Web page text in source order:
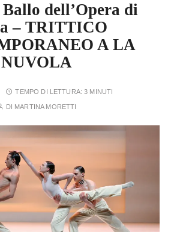
dell’Opera di
– TRITTICO
A LA
NUVOLA
TEMPO DI LETTURA:3 MINUTI
DI MARTINA MORETTI